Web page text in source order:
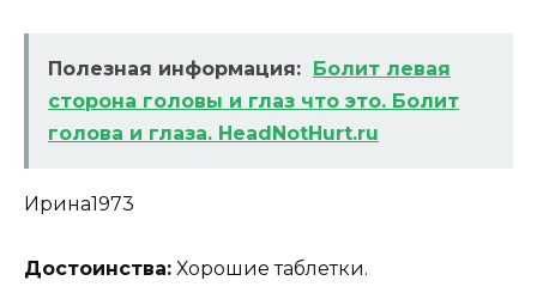
Полезная информация: Болит левая
сторона головы и глаз что это. Болит
голова и глаза. HeadNotHurt.ru
Ирина1973
Достоинства: Хорошие таблетки.